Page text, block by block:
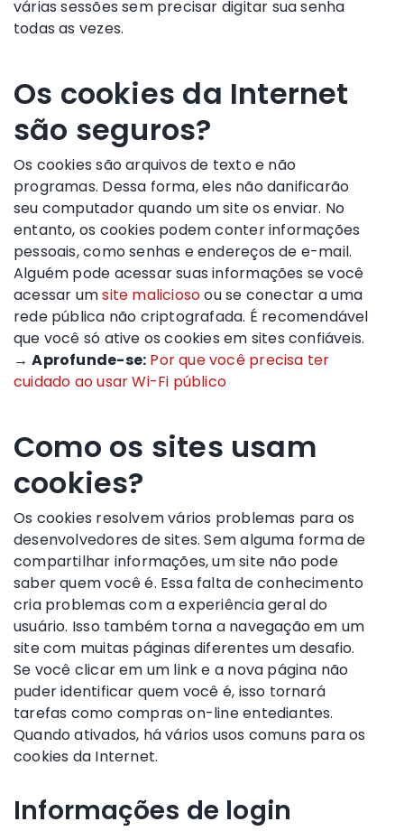
várias sessões sem precisar digitar sua senha
todas as vezes.
Os cookies da Internet
são seguros?
Os cookies são arquivos de texto e não
programas. Dessa forma, eles não danificarão
seu computador quando um site os enviar. No
entanto, os cookies podem conter informações
pessoais, como senhas e endereços de e-mail.
Alguém pode acessar suas informações se você
acessar umsite maliciosoou se conectar a uma
rede pública não criptografada. É recomendável
que você só ative os cookies em sites confiáveis.
→Aprofunde-se: Por que você precisa ter
cuidado ao usar Wi-Fi público
Como os sites usam
cookies?
Os cookies resolvem vários problemas para os
desenvolvedores de sites. Sem alguma forma de
compartilhar informações, um site não pode
saber quem você é. Essa falta de conhecimento
cria problemas com a experiência geral do
usuário. Isso também torna a navegação em um
site com muitas páginas diferentes um desafio.
Se você clicar em um link e a nova página não
puder identificar quem você é, isso tornará
tarefas como compras on-line entediantes.
Quando ativados, há vários usos comuns para os
cookies da Internet.
Informações de login